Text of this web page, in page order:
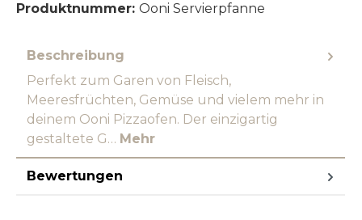
Produktnummer: Ooni Servierpfanne
Beschreibung
Perfekt zum Garen von Fleisch,
Meeresfrüchten, Gemüse und vielem mehr in
deinem Ooni Pizzaofen. Der einzigartig
gestaltete G… Mehr
Bewertungen